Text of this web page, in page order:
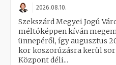
2026.08.10.
Szekszárd Megyei Jogú
méltóképpen kíván
ünnepéről, így augusztus
kor koszorúzásra kerül
Központ déli...